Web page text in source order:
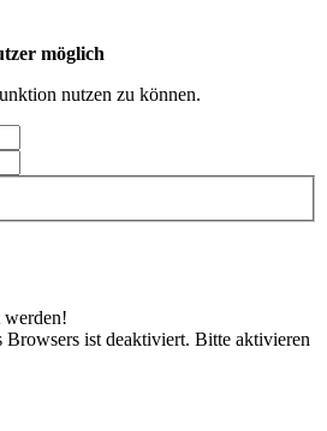
möglich
nutzen zu können.
werden!
ist deaktiviert. Bitte aktivieren